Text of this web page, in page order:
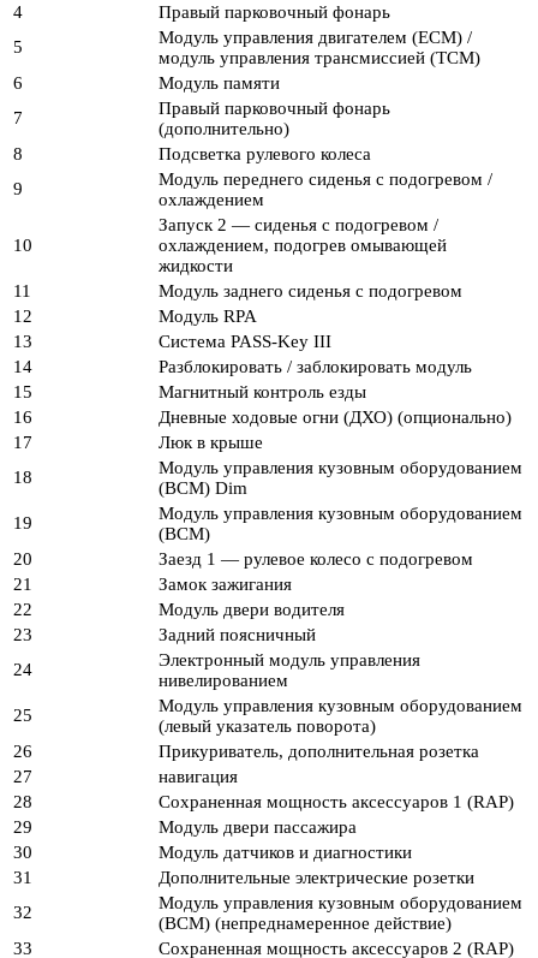
4
Правый парковочный фонарь
5
Модуль управления двигателем (ECM) /
модуль управления трансмиссией (TCM)
6
Модуль памяти
7
Правый парковочный фонарь
(дополнительно)
8
Подсветка рулевого колеса
9
Модуль переднего сиденья с подогревом /
охлаждением
10
Запуск 2 — сиденья с подогревом /
охлаждением, подогрев омывающей
жидкости
11
Модуль заднего сиденья с подогревом
12
Модуль RPA
13
Система PASS-Key III
14
Разблокировать / заблокировать модуль
15
Магнитный контроль езды
16
Дневные ходовые огни (ДХО) (опционально)
17
Люк в крыше
18
Модуль управления кузовным оборудованием
(BCM) Dim
19
Модуль управления кузовным оборудованием
(BCM)
20
Заезд 1 — рулевое колесо с подогревом
21
Замок зажигания
22
Модуль двери водителя
23
Задний поясничный
24
Электронный модуль управления
нивелированием
25
Модуль управления кузовным оборудованием
(левый указатель поворота)
26
Прикуриватель, дополнительная розетка
27
навигация
28
Сохраненная мощность аксессуаров 1 (RAP)
29
Модуль двери пассажира
30
Модуль датчиков и диагностики
31
Дополнительные электрические розетки
32
Модуль управления кузовным оборудованием
(BCM) (непреднамеренное действие)
33
Сохраненная мощность аксессуаров 2 (RAP)